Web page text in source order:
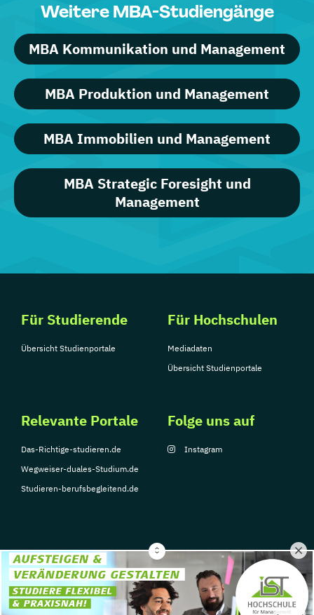
Weitere MBA-Studiengänge
MBA Kommunikation und Management
MBA Produktion und Management
MBA Immobilien und Management
MBA Strategic Foresight und
Management
Für Studierende
Übersicht Studienportale
Für Hochschulen
Mediadaten
Übersicht Studienportale
Relevante Portale
Das-Richtige-studieren.de
Wegweiser-duales-Studium.de
Studieren-berufsbegleitend.de
Folge uns auf
Instagram
© Copyright 2026, TarGroup Media GmbH
Impressum
Datenschutzerklärung Nutzungsbedingungen